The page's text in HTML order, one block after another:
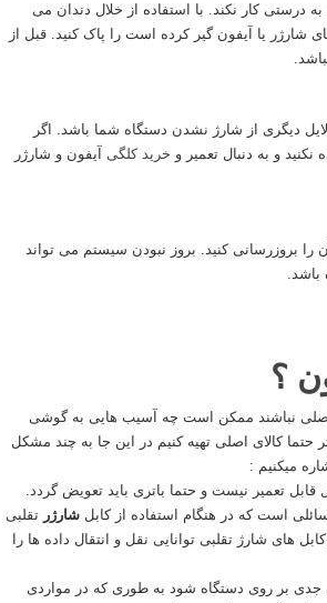
درستی کار نکند. با استفاده از خلال دندان می
شارژر یا آیفون گیر کرده است را پاک کنید. قبل از
دیگری از شارژ نشدن دستگاه شما باشد. اگر
و به دنبال تعمیر و خرید کلگی آیفون و شارژر
بروزرسانی کنید. بروز نبودن سیستم می تواند
باشد.
؟
نباشند ممکن است چه آسیب هایی به گوشی
حتما کالای اصلی تهیه کنیم در این جا به چند مشکل
میکنیم :
تعمیر نیست و حتما باتری باید تعویض گردد.
است که در هنگام استفاده از کابلشارژرتقلبی
های شارژ تقلبی توانایی نقل و انتقال داده ها را
جدی بر روی دستگاه شود به طوری که در مواردی